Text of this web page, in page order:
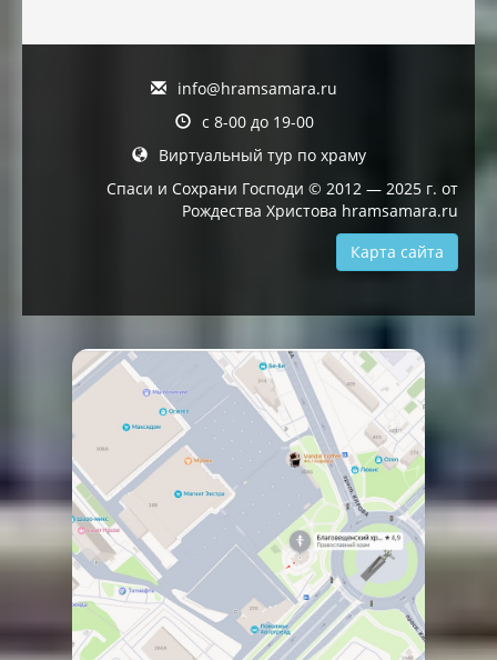
info@hramsamara.ru
с 8-00 до 19-00
Виртуальный тур по храму
Спаси и Сохрани Господи © 2012 — 2025 г. от
Рождества Христова hramsamara.ru
Карта сайта